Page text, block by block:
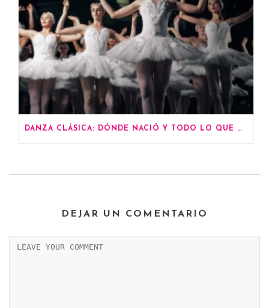
DANZA CLÁSICA: DÓNDE NACIÓ Y TODO LO QUE DEBES SABER
DEJAR UN COMENTARIO